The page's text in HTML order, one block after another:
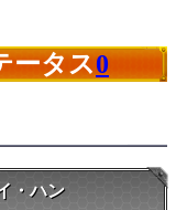
ータス0
・ハン